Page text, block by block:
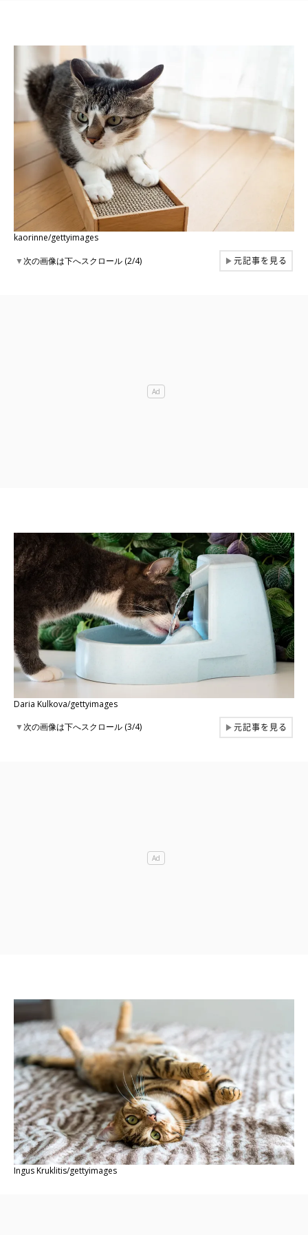
kaorinne/gettyimages
▼次の画像は下へスクロール (2/4) ▶元記事を見る
Daria Kulkova/gettyimages
▼次の画像は下へスクロール (3/4) ▶元記事を見る
Ingus Kruklitis/gettyimages